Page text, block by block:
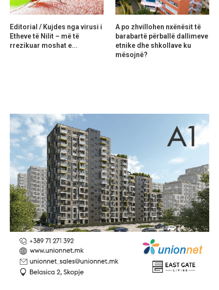
Editorial / Kujdes nga virusi i
Etheve të Nilit – më të
rrezikuar moshat e...
A po zhvillohen nxënësit të
barabartë përballë dallimeve
etnike dhe shkollave ku
mësojnë?